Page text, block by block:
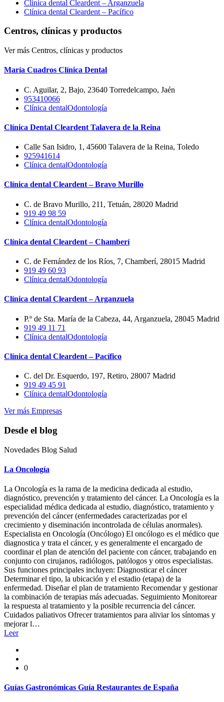
Clínica dental Cleardent – Arganzuela
Clínica dental Cleardent – Pacífico
Centros, clínicas y productos
Ver más Centros, clínicas y productos
María Cuadros Clínica Dental
C. Aguilar, 2, Bajo, 23640 Torredelcampo, Jaén
953410066
Clínica dentalOdontología
Clínica Dental Cleardent Talavera de la Reina
Calle San Isidro, 1, 45600 Talavera de la Reina, Toledo
925941614
Clínica dentalOdontología
Clínica dental Cleardent – Bravo Murillo
C. de Bravo Murillo, 211, Tetuán, 28020 Madrid
919 49 98 59
Clínica dentalOdontología
Clínica dental Cleardent – Chamberí
C. de Fernández de los Ríos, 7, Chamberí, 28015 Madrid
919 49 60 93
Clínica dentalOdontología
Clínica dental Cleardent – Arganzuela
P.º de Sta. María de la Cabeza, 44, Arganzuela, 28045 Madrid
919 49 11 71
Clínica dentalOdontología
Clínica dental Cleardent – Pacífico
C. del Dr. Esquerdo, 197, Retiro, 28007 Madrid
919 49 45 91
Clínica dentalOdontología
Ver más Empresas
Desde el blog
Novedades Blog Salud
La Oncología
La Oncología es la rama de la medicina dedicada al estudio,
diagnóstico, prevención y tratamiento del cáncer. La Oncología es la
especialidad médica dedicada al estudio, diagnóstico, tratamiento y
prevención del cáncer (enfermedades caracterizadas por el
crecimiento y diseminación incontrolada de células anormales).
Especialista en Oncología (Oncólogo) El oncólogo es el médico que
diagnostica y trata el cáncer, y es generalmente el encargado de
coordinar el plan de atención del paciente con cáncer, trabajando en
conjunto con cirujanos, radiólogos, patólogos y otros especialistas.
Sus funciones principales incluyen: Diagnosticar el cáncer
Determinar el tipo, la ubicación y el estadio (etapa) de la
enfermedad. Diseñar el plan de tratamiento Recomendar y gestionar
la combinación de terapias más adecuadas. Seguimiento Monitorear
la respuesta al tratamiento y la posible recurrencia del cáncer.
Cuidados paliativos Ofrecer tratamientos para aliviar los síntomas y
mejorar l…
Leer
0
Guías Gastronómicas Guía Restaurantes de España